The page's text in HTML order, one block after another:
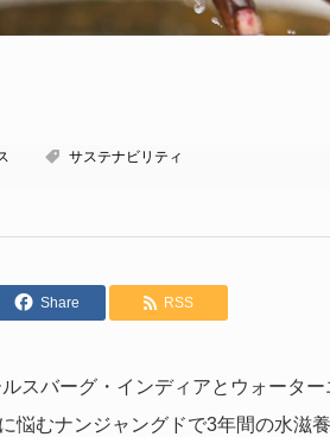
サステナビリティ
Share RSS
スバーグ・インディアとウォータ
悩むナンジャングドで3年間の水滋